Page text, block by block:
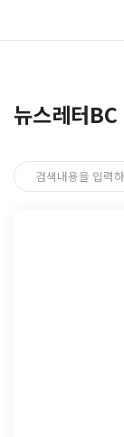
뉴스레터BC